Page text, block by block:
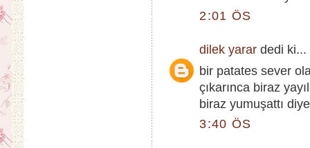
2:01 ÖS
dilek yarar dedi ki...
bir patates sever
çıkarınca biraz
biraz yumuşattı
3:40 ÖS